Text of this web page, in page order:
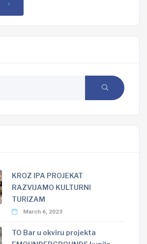
KROZ IPA PROJEKAT
RAZVIJAMO KULTURNI
TURIZAM
March 6, 2023
TO Bar u okviru projekta